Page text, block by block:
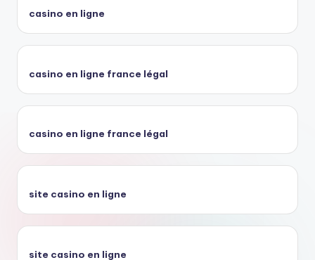
casino en ligne
casino en ligne france légal
casino en ligne france légal
site casino en ligne
site casino en ligne